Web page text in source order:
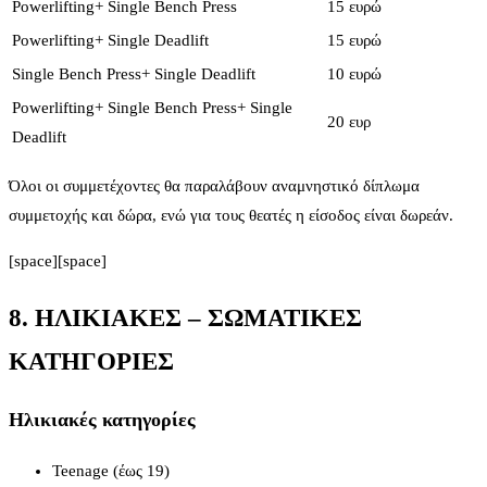
Powerlifting+ Single Bench Press
15 ευρώ
Powerlifting+ Single Deadlift
15 ευρώ
Single Bench Press+ Single Deadlift
10 ευρώ
Powerlifting+ Single Bench Press+ Single
Deadlift
20 ευρ
Όλοι οι συμμετέχοντες θα παραλάβουν αναμνηστικό δίπλωμα
συμμετοχής και δώρα, ενώ για τους θεατές η είσοδος είναι δωρεάν.
[space][space]
8. ΗΛΙΚΙΑΚΕΣ – ΣΩΜΑΤΙΚΕΣ
ΚΑΤΗΓΟΡΙΕΣ
Ηλικιακές κατηγορίες
Teenage (έως 19)